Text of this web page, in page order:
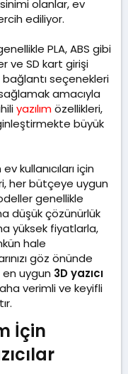
olanlar, ev
ediliyor.
PLA, ABS gibi
ve SD kart girişi
seçenekleri
sağlamak amacıyla
yazılımözellikleri,
büyük
kullanıcıları için
her bütçeye uygun
genellikle
düşük çözünürlük
yüksek fiyatlarla,
hale
göz önünde
uygun 3D yazıcı
verimli ve keyifli
İçin